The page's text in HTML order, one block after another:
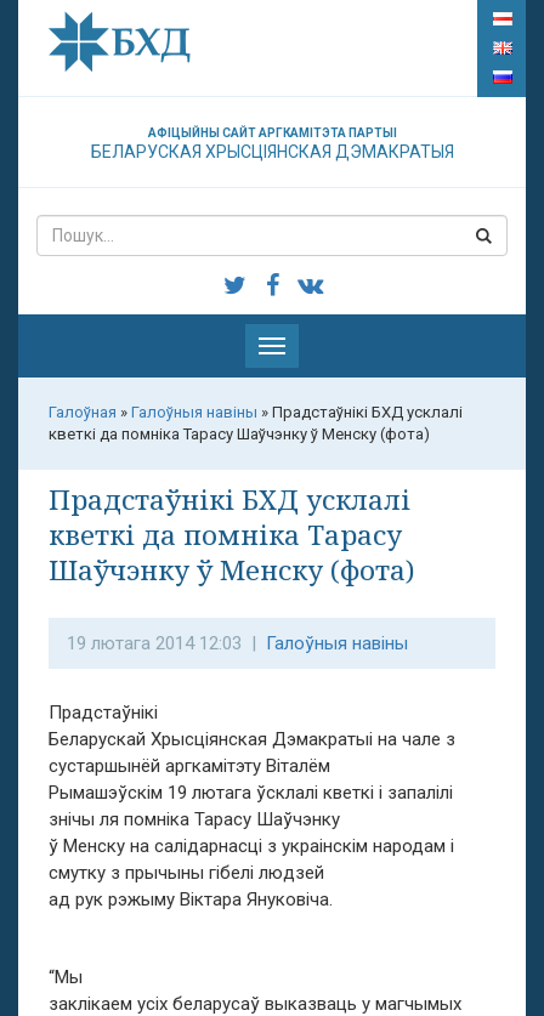
АФІЦЫЙНЫ САЙТ АРГКАМІТЭТА ПАРТЫІ
БЕЛАРУСКАЯ ХРЫСЦІЯНСКАЯ ДЭМАКРАТЫЯ
Паказаць
меню
Галоўная » Галоўныя навіны » Прадстаўнікі БХД усклалі
кветкі да помніка Тарасу Шаўчэнку ў Менску (фота)
Прадстаўнікі БХД усклалі
кветкі да помніка Тарасу
Шаўчэнку ў Менску (фота)
19 лютага 2014 12:03 | Галоўныя навіны
Прадстаўнікі
Беларускай Хрысціянская Дэмакратыі на чале з
сустаршынёй аргкамітэту Віталём
Рымашэўскім 19 лютага ўсклалі кветкі і запалілі
знічы ля помніка Тарасу Шаўчэнку
ў Менску на салідарнасці з украінскім народам і
смутку з прычыны гібелі людзей
ад рук рэжыму Віктара Януковіча.
“Мы
заклікаем усіх беларусаў выказваць у магчымых